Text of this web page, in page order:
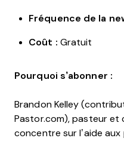
Fréquence de la
Coût : Gratuit
Pourquoi s’abonner :
Brandon Kelley
Pastor.com), pasteur et
concentre sur l’aide